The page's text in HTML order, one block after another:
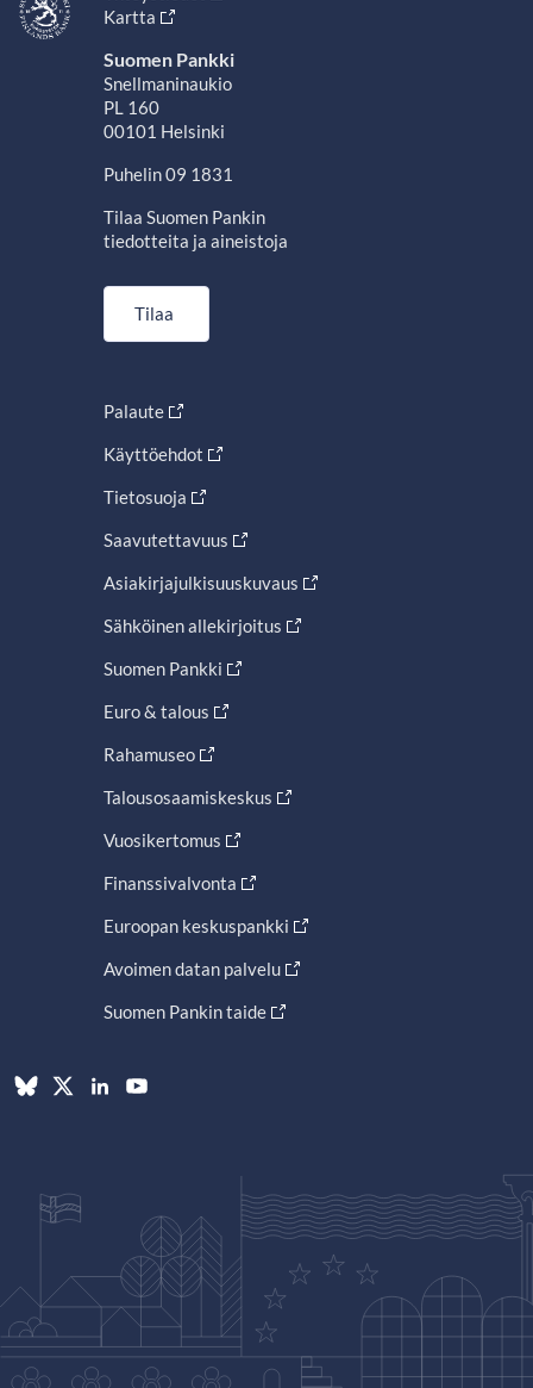
Kartta
Suomen Pankki
Snellmaninaukio
PL 160
00101 Helsinki
Puhelin 09 1831
Tilaa Suomen Pankin
tiedotteita ja aineistoja
Tilaa
Palaute
Käyttöehdot
Tietosuoja
Saavutettavuus
Asiakirjajulkisuuskuvaus
Sähköinen allekirjoitus
Suomen Pankki
Euro & talous
Rahamuseo
Talousosaamiskeskus
Vuosikertomus
Finanssivalvonta
Euroopan keskuspankki
Avoimen datan palvelu
Suomen Pankin taide